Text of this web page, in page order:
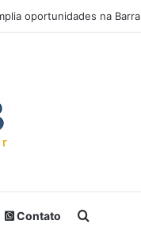
oportunidades na Barra
Contato